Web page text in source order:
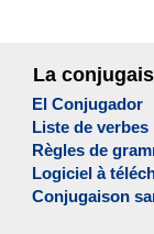
La
El Conjugador
Liste de verbes
Règles de
Logiciel à
Conjugaison